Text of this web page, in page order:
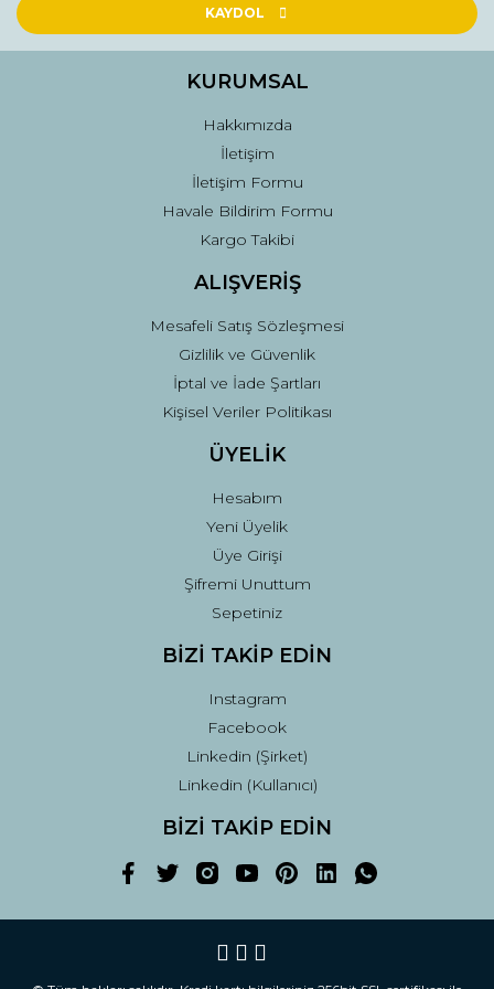
Ürün açıklamasında eksik bilgiler bulunuyor.
Ürün fiyatı diğer sitelerden daha pahalı.
Gönder
KAYDOL
KURUMSAL
Hakkımızda
İletişim
İletişim Formu
Havale Bildirim Formu
Kargo Takibi
ALIŞVERİŞ
Mesafeli Satış Sözleşmesi
Gizlilik ve Güvenlik
İptal ve İade Şartları
Kişisel Veriler Politikası
ÜYELİK
Hesabım
Yeni Üyelik
Üye Girişi
Şifremi Unuttum
Sepetiniz
BİZİ TAKİP EDİN
Instagram
Facebook
Linkedin (Şirket)
Linkedin (Kullanıcı)
BİZİ TAKİP EDİN